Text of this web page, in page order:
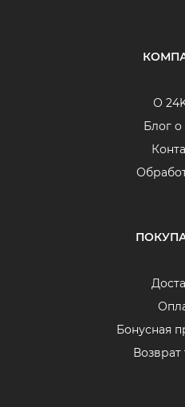
О
Блог
Бонусная
Возврат